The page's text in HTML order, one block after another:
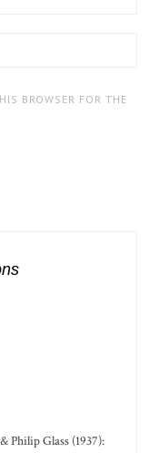
BROWSER FOR THE
Philip Glass (1937):